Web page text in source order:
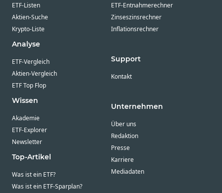
ETF-Listen
Aktien-Suche
Krypto-Liste
Analyse
ETF-Vergleich
Aktien-Vergleich
ETF Top Flop
Wissen
Akademie
ETF-Explorer
Newsletter
Top-Artikel
Was ist ein ETF?
Was ist ein ETF-Sparplan?
ETF-Entnahmerechner
Zinseszinsrechner
Inflationsrechner
Support
Kontakt
Unternehmen
Über uns
Redaktion
Presse
Karriere
Mediadaten